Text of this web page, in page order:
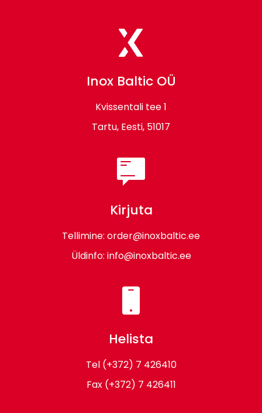
informationInox Baltic OÜ
Kvissentali tee 1
Tartu, Eesti, 51017
Kirjuta
Tellimine: order@inoxbaltic.ee
Üldinfo: info@inoxbaltic.ee
Helista
Tel (+372) 7 426410
Fax (+372) 7 426411